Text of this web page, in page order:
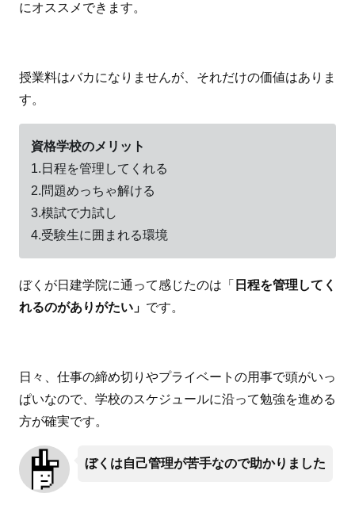
にオススメできます。
授業料はバカになりませんが、それだけの価値はありま
す。
資格学校のメリット
1.日程を管理してくれる
2.問題めっちゃ解ける
3.模試で力試し
4.受験生に囲まれる環境
ぼくが日建学院に通って感じたのは「 日程を管理してく
れるのがありがたい」 です。
日々、仕事の締め切りやプライベートの用事で頭がいっ
ぱいなので、学校のスケジュールに沿って勉強を進める
方が確実です。
ぼくは自己管理が苦手なので助かりました